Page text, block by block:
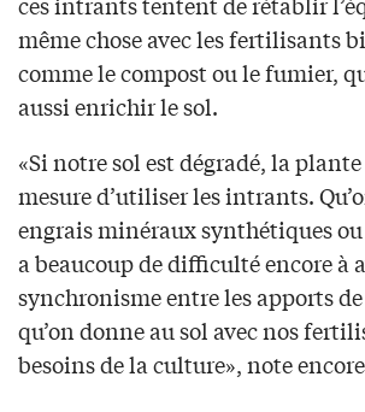
même chose avec les fertilisants
comme le compost ou le fumier,
aussi enrichir le sol.
«Si notre sol est dégradé, la plante
mesure d’utiliser les intrants.
engrais minéraux synthétiques
a beaucoup de difficulté encore à
synchronisme entre les apports
qu’on donne au sol avec nos
besoins de la culture», note